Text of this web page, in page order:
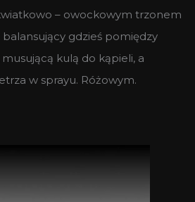
– owockowym trzonem
gdzieś pomiędzy
kulą do kąpieli, a
w sprayu. Różowym.